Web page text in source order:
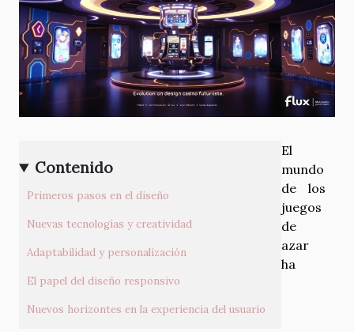
Contenido
Primeros pasos en el diseño
Nuevas tecnologías y creatividad
Adaptabilidad y personalización
El papel del diseño responsivo
Nuevos horizontes en la experiencia del usuario
El
mundo
de los
juegos
de
azar
ha